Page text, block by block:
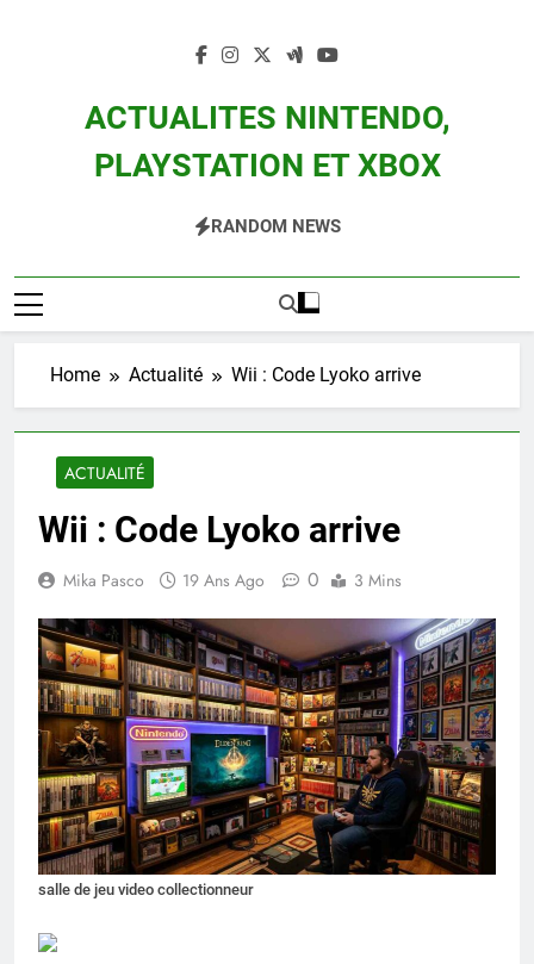
ACTUALITES NINTENDO,
PLAYSTATION ET XBOX
Zelda, Splatoon, Pokemon Entre Autres
RANDOM NEWS
Home Actualité Wii : Code Lyoko arrive
ACTUALITÉ
Wii : Code Lyoko arrive
Mika Pasco 19 Ans Ago 0 3 Mins
salle de jeu video collectionneur